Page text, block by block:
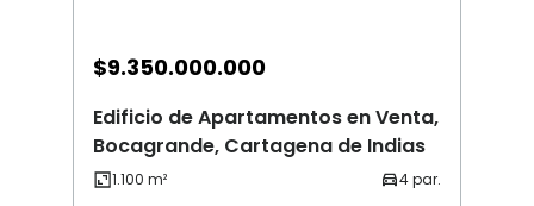
$9.350.000.000
Edificio de Apartamentos en Venta,
Bocagrande, Cartagena de Indias